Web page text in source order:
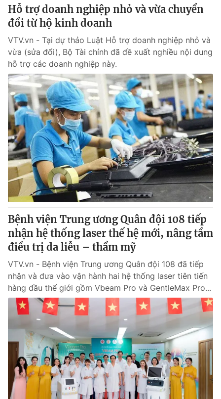
Hỗ trợ doanh nghiệp nhỏ và vừa chuyển
đổi từ hộ kinh doanh
VTV.vn - Tại dự thảo Luật Hỗ trợ doanh nghiệp nhỏ và
vừa (sửa đổi), Bộ Tài chính đã đề xuất nghiều nội dung
hỗ trợ các doanh nghiệp này.
Bệnh viện Trung ương Quân đội 108 tiếp
nhận hệ thống laser thế hệ mới, nâng tầm
điều trị da liễu – thẩm mỹ
VTV.vn - Bệnh viện Trung ương Quân đội 108 đã tiếp
nhận và đưa vào vận hành hai hệ thống laser tiên tiến
hàng đầu thế giới gồm Vbeam Pro và GentleMax Pro...